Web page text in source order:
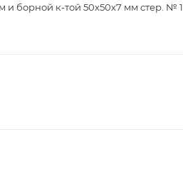
и борной к-той 50х50х7 мм стер. № 1